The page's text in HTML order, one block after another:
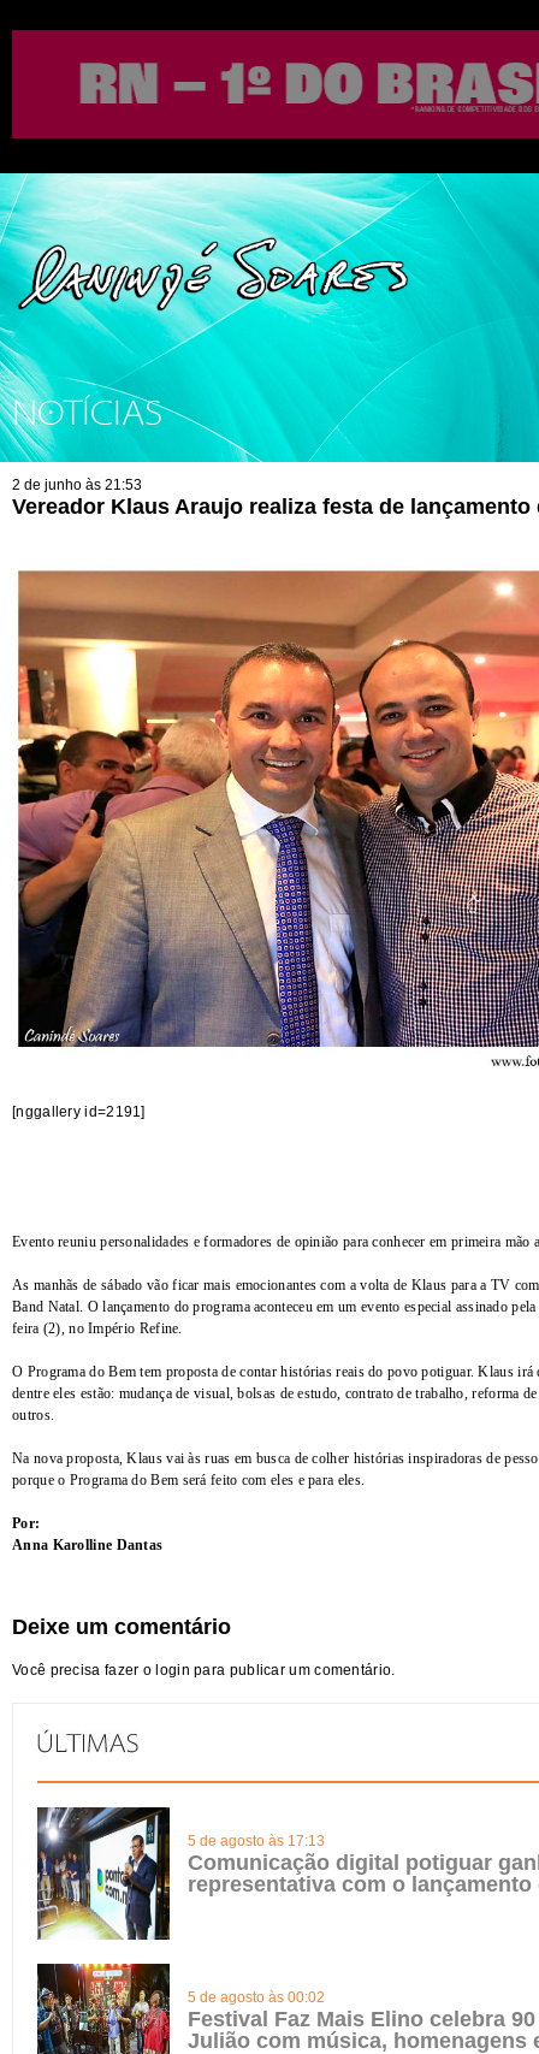
NOTÍCIAS
2 de junho às 21:53
Vereador Klaus Araujo realiza festa de
[nggallery id=2191]
Evento reuniu personalidades e formadores de opinião para conhecer em primeira mão
As manhãs de sábado vão ficar mais emocionantes com a volta de Klaus para a TV
Band Natal. O lançamento do programa aconteceu em um evento especial assinado
feira (2), no Império Refine.
O Programa do Bem tem proposta de contar histórias reais do povo potiguar. Klaus irá
dentre eles estão: mudança de visual, bolsas de estudo, contrato de trabalho, reforma
outros.
Na nova proposta, Klaus vai às ruas em busca de colher histórias inspiradoras de
porque o Programa do Bem será feito com eles e para eles.
Por:
Anna Karolline Dantas
Deixe um comentário
Você precisa fazer o login para publicar um comentário.
5 de agosto às 17:13
Comunicação digital potiguar
representativa com o lançamento
5 de agosto às 00:02
Festival Faz Mais Elino celebra
Julião com música, homenagens